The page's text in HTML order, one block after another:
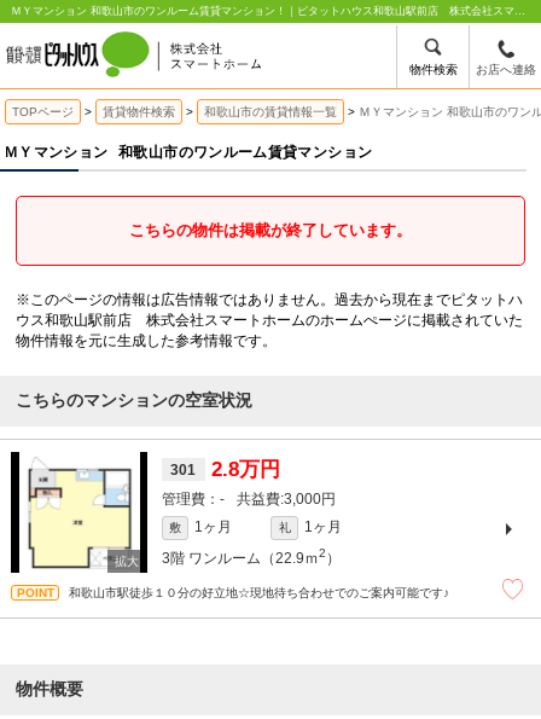
物件検索 お店へ連絡
ＭＹマンション 和歌山市のワンルーム賃貸マンション！｜ピタットハウス和歌山駅前店 株式会社スマートホーム
TOPページ 賃貸物件検索 和歌山市の賃貸情報一覧 ＭＹマンション 和歌山市のワン
ＭＹマンション 和歌山市のワンルーム賃貸マンション
こちらの物件は掲載が終了しています。
※このページの情報は広告情報ではありません。過去から現在までピタットハ
ウス和歌山駅前店 株式会社スマートホームのホームぺージに掲載されていた
物件情報を元に生成した参考情報です。
こちらのマンションの空室状況
301 2.8万円
- 3,000円
敷 1ヶ月 礼
1ヶ月
3階 ワンルーム（22.9ｍ2 ）
和歌山市駅徒歩１０分の好立地☆現地待ち合わせでのご案内可能です♪
物件概要